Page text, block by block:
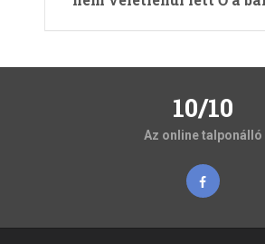
10/10
Az online talponálló